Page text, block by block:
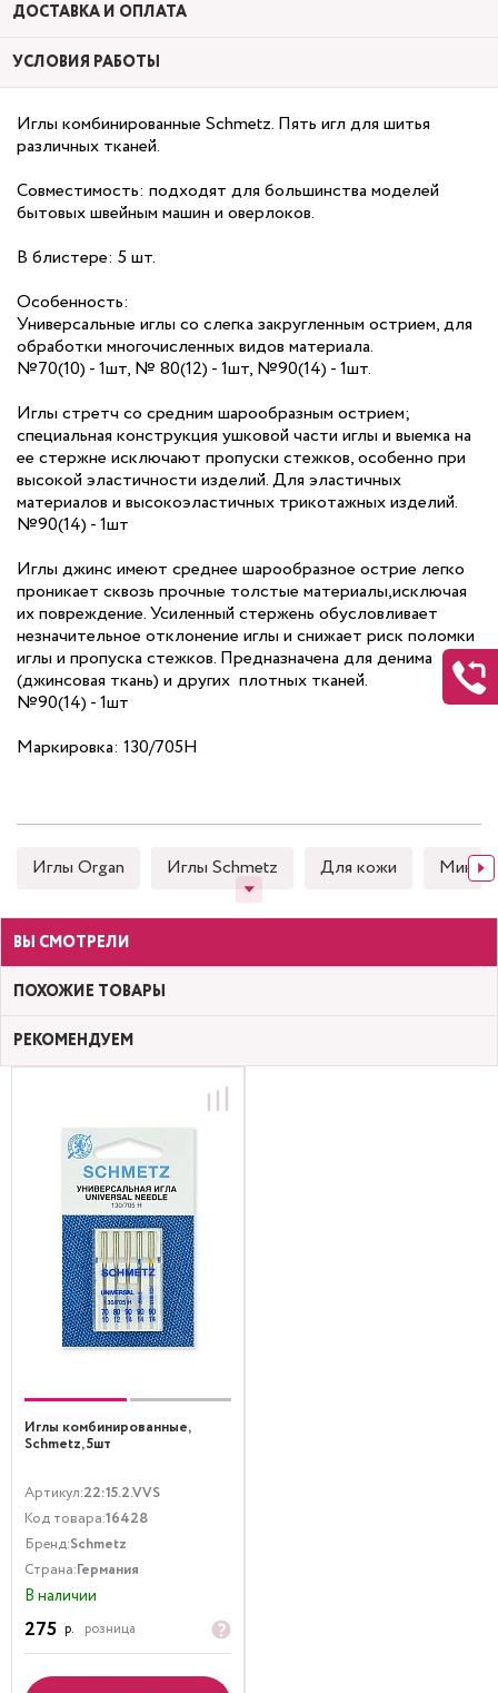
ДОСТАВКА И ОПЛАТА
УСЛОВИЯ РАБОТЫ
Иглы комбинированные Schmetz. Пять игл для шитья
различных тканей.
Совместимость: подходят для большинства моделей
бытовых швейным машин и оверлоков.
В блистере: 5 шт.
Особенность:
Универсальные иглы со слегка закругленным острием, для
обработки многочисленных видов материала.
№70(10) - 1шт, № 80(12) - 1шт, №90(14) - 1шт.
Иглы стретч со средним шарообразным острием;
специальная конструкция ушковой части иглы и выемка на
ее стержне исключают пропуски стежков, особенно при
высокой эластичности изделий. Для эластичных
материалов и высокоэластичных трикотажных изделий.
№90(14) - 1шт
Иглы джинс имеют среднее шарообразное острие легко
проникает сквозь прочные толстые материалы,исключая
их повреждение. Усиленный стержень обусловливает
незначительное отклонение иглы и снижает риск поломки
иглы и пропуска стежков. Предназначена для денима
(джинсовая ткань) и других плотных тканей.
№90(14) - 1шт
Маркировка: 130/705H
Иглы Organ Иглы Schmetz Для кожи
ВЫ СМОТРЕЛИ
ПОХОЖИЕ ТОВАРЫ
РЕКОМЕНДУЕМ
Иглы комбинированные,
Schmetz, 5шт
Артикул:22:15.2.VVS
Код товара:16428
Бренд:Schmetz
Страна:Германия
В наличии
275 р. розница